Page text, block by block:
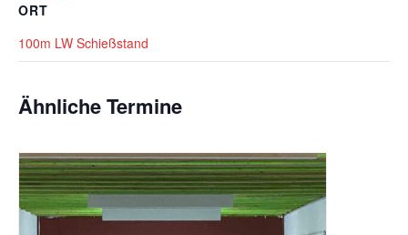
ORT
100m LW Schießstand
Ähnliche Termine